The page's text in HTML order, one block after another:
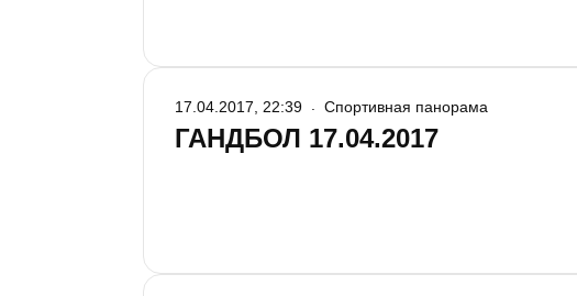
ГАНДБОЛ 17.04.2017
17.04.2017, 22:39 Спортивная панорама